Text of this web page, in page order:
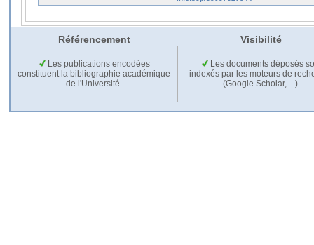
Référencement Visibilité
Les publications encodées
constituent la bibliographie académique
de l'Université.
Les documents déposés
indexés par les moteurs de
(Google Scholar,…).